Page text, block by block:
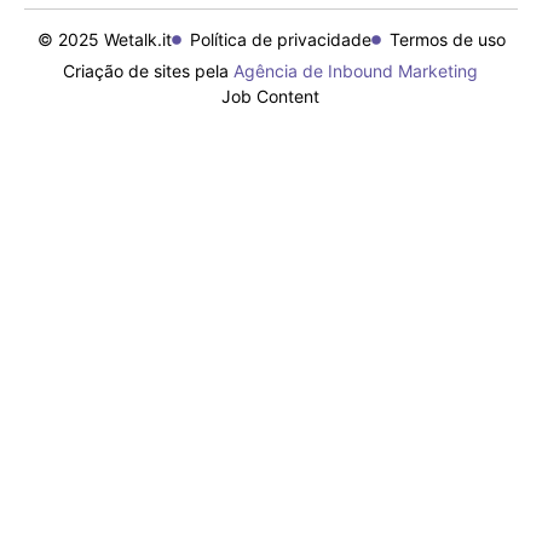
© 2025 Wetalk.it Política de privacidade
Termos de uso
Criação de sites pela Agência de Inbound Marketing
Job Content